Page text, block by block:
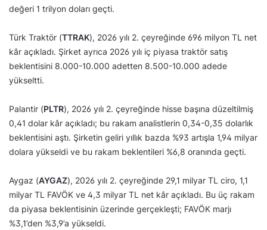
değeri 1 trilyon doları geçti.
Türk Traktör (TTRAK), 2026 yılı 2. çeyreğinde 696 milyon TL net
kâr açıkladı. Şirket ayrıca 2026 yılı iç piyasa traktör satış
beklentisini 8.000-10.000 adetten 8.500-10.000 adede
yükseltti.
Palantir (PLTR), 2026 yılı 2. çeyreğinde hisse başına düzeltilmiş
0,41 dolar kâr açıkladı; bu rakam analistlerin 0,34-0,35 dolarlık
beklentisini aştı. Şirketin geliri yıllık bazda %93 artışla 1,94 milyar
dolara yükseldi ve bu rakam beklentileri %6,8 oranında geçti.
Aygaz (AYGAZ), 2026 yılı 2. çeyreğinde 29,1 milyar TL ciro, 1,1
milyar TL FAVÖK ve 4,3 milyar TL net kâr açıkladı. Bu üç rakam
da piyasa beklentisinin üzerinde gerçekleşti; FAVÖK marjı
%3,1’den %3,9’a yükseldi.